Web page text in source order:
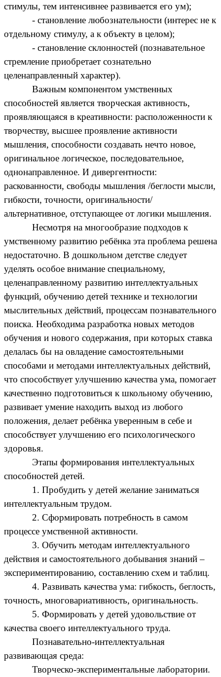
стимулы, тем интенсивнее развивается его ум);
- становление любознательности (интерес не к
отдельному стимулу, а к объекту в целом);
- становление склонностей (познавательное
стремление приобретает сознательно
целенаправленный характер).
Важным компонентом умственных
способностей является творческая активность,
проявляющаяся в креативности: расположенности к
творчеству, высшее проявление активности
мышления, способности создавать нечто новое,
оригинальное логическое, последовательное,
однонаправленное. И дивергентности:
раскованности, свободы мышления /беглости мысли,
гибкости, точности, оригинальности/
альтернативное, отступающее от логики мышления.
Несмотря на многообразие подходов к
умственному развитию ребёнка эта проблема решена
недостаточно. В дошкольном детстве следует
уделять особое внимание специальному,
целенаправленному развитию интеллектуальных
функций, обучению детей технике и технологии
мыслительных действий, процессам познавательного
поиска. Необходима разработка новых методов
обучения и нового содержания, при которых ставка
делалась бы на овладение самостоятельными
способами и методами интеллектуальных действий,
что способствует улучшению качества ума, помогает
качественно подготовиться к школьному обучению,
развивает умение находить выход из любого
положения, делает ребёнка уверенным в себе и
способствует улучшению его психологического
здоровья.
Этапы формирования интеллектуальных
способностей детей.
1. Пробудить у детей желание заниматься
интеллектуальным трудом.
2. Сформировать потребность в самом
процессе умственной активности.
3. Обучить методам интеллектуального
действия и самостоятельного добывания знаний –
экспериментированию, составлению схем и таблиц.
4. Развивать качества ума: гибкость, беглость,
точность, многовариативность, оригинальность.
5. Формировать у детей удовольствие от
качества своего интеллектуального труда.
Познавательно-интеллектуальная
развивающая среда:
Творческо-экспериментальные лаборатории.